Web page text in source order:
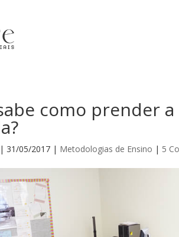
como prender
| 31/05/2017 | Metodologias de Ensino | 5